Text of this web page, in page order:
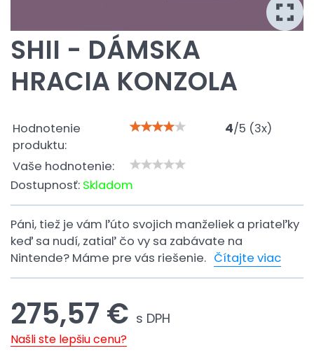
SHII - DÁMSKA
HRACIA KONZOLA
Hodnotenie
produktu:
4/5 (3x)
Vaše hodnotenie:
Dostupnosť: Skladom
Páni, tiež je vám ľúto svojich manželiek a priateľky
keď sa nudí, zatiaľ čo vy sa zabávate na
Nintende? Máme pre vás riešenie. Čítajte viac
275,57 € s DPH
Našli ste lepšiu cenu?